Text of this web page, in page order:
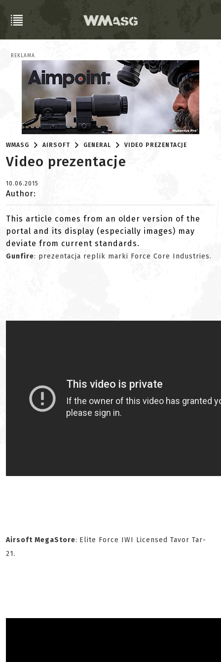
REKLAMA
WMASG AIRSOFT GENERAL VIDEO PREZENTACJE
Video prezentacje
10.06.2015
Author:
This article comes from an older version of the
portal and its display (especially images) may
deviate from current standards.
Gunfire: prezentacja replik marki Force Core Industries.
Airsoft MegaStore: Elite Force IWI Licensed Tavor Tar-
21.